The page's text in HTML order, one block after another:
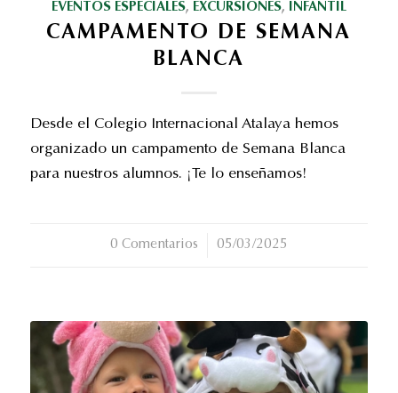
EVENTOS ESPECIALES, EXCURSIONES, INFANTIL
CAMPAMENTO DE SEMANA
BLANCA
Desde el Colegio Internacional Atalaya hemos
organizado un campamento de Semana Blanca
para nuestros alumnos. ¡Te lo enseñamos!
0 Comentarios
/ 05/03/2025